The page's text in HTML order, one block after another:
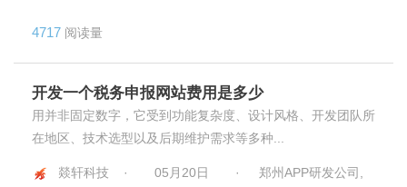
4717 阅读量
开发一个税务申报网站费用是多少
用并非固定数字，它受到功能复杂度、设计风格、开发团队所
在地区、技术选型以及后期维护需求等多种...
燚轩科技 · 05月20日 ·
郑州APP研发公司,